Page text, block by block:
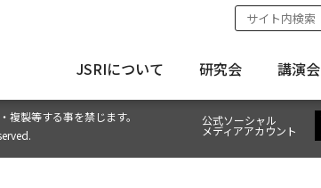
JSRIについて 研究会 講演会
公式ソーシャル
メディアアカウント
複製等する事を禁じます。